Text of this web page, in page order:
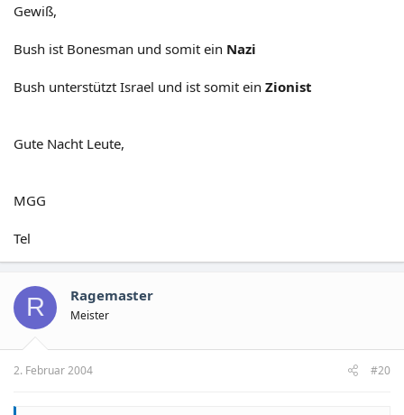
Gewiß,
Bush ist Bonesman und somit ein Nazi
Bush unterstützt Israel und ist somit ein Zionist
Gute Nacht Leute,
MGG
Tel
R Ragemaster
Meister
2. Februar 2004 #20